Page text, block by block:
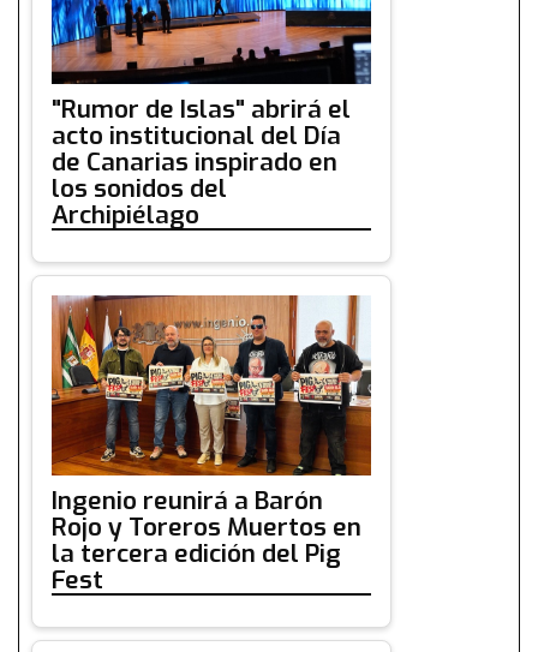
"Rumor de Islas" abrirá el
acto institucional del Día
de Canarias inspirado en
los sonidos del
Archipiélago
Ingenio reunirá a Barón
Rojo y Toreros Muertos en
la tercera edición del Pig
Fest